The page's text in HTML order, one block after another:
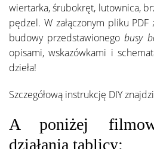
wiertarka, śrubokręt, lutownica,
pędzel. W załączonym pliku
budowy przedstawionegobusy
opisami, wskazówkami i
dzieła!
Szczegółową instrukcję DIY
A poniżej
działania tablicy: